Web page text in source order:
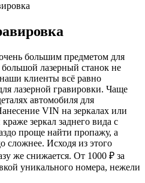
большим предметом для
большой лазерный станок не
клиенты всё равно
лазерной гравировки. Чаще
автомобиля для
VIN на зеркалах или
зеркал заднего вида с
проще найти пропажу, а
сложнее. Исходя из этого
же снижается. От 1000 ₽ за
уникального номера, нежели